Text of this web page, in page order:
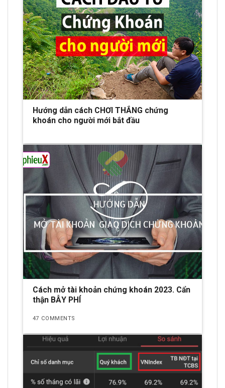
Hướng dẫn cách CHƠI THẮNG chứng
khoán cho người mới bắt đầu
Cách mở tài khoản chứng khoán 2023. Cẩn
thận BẪY PHÍ
47 COMMENTS